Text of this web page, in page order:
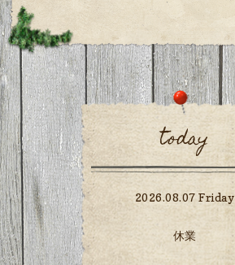
today
2026.08.07 Friday
休業